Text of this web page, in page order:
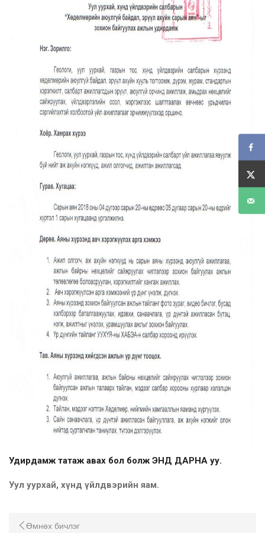
Удирдамж татаж авах бол болж ЭНД ДАРНА уу.
Уул уурхай, хүнд үйлдвэрийн яам.
Өмнөх бичлэг